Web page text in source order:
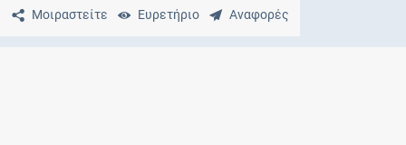
Μοιραστείτε Ευρετήριο Αναφορές